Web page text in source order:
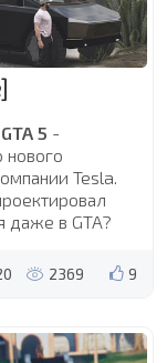
5 -
Tesla.
даже в GTA?
9
2369